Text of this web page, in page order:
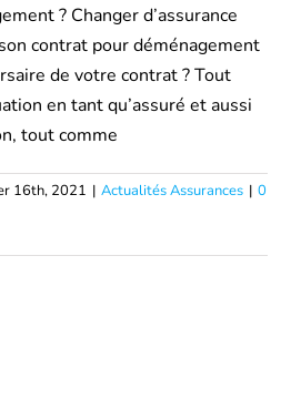
? Changer d’assurance
contrat pour déménagement
de votre contrat ? Tout
en tant qu’assuré et aussi
tout comme
16th, 2021 | Actualités Assurances | 0